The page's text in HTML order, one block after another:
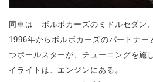
同車は ボルボカーズのミドルセダン
1996年からボルボカーズのパートナー
つポ ールスターが、チューニングを施
イライトは、エンジンにある。